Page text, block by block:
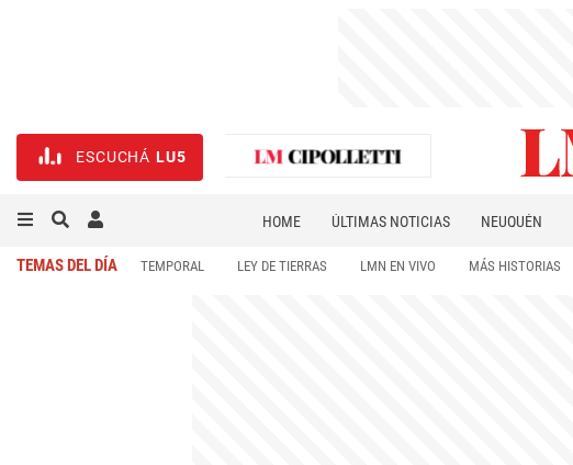
ESCUCHÁ LU5
HOME ÚLTIMAS NOTICIAS NEUQUÉN
TEMAS DEL DÍA TEMPORAL LEY DE TIERRAS LMN EN VIVO MÁS HISTORIAS